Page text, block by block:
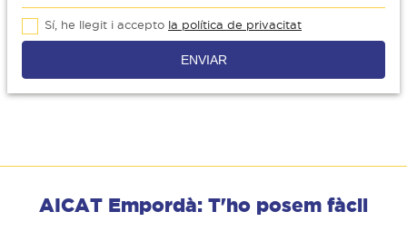
Sí, he llegit i accepto la política de privacitat
ENVIAR
AICAT Empordà: T'ho posem fàcil